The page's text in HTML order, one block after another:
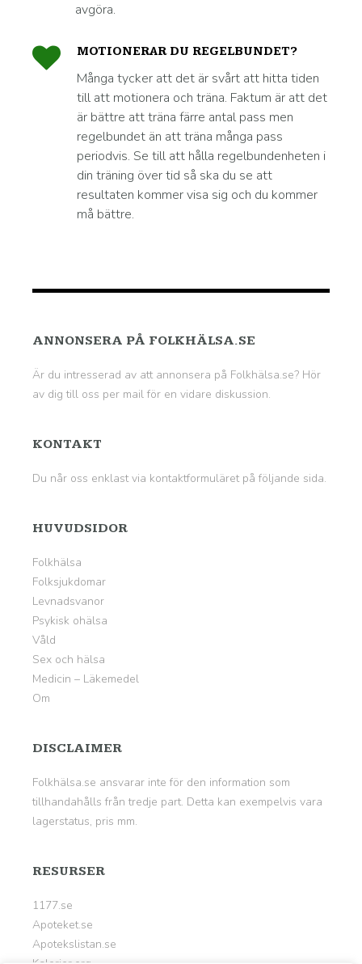
avgöra.
MOTIONERAR DU REGELBUNDET?
Många tycker att det är svårt att hitta tiden
till att motionera och träna. Faktum är att det
är bättre att träna färre antal pass men
regelbundet än att träna många pass
periodvis. Se till att hålla regelbundenheten i
din träning över tid så ska du se att
resultaten kommer visa sig och du kommer
må bättre.
ANNONSERA PÅ FOLKHÄLSA.SE
Är du intresserad av att annonsera på Folkhälsa.se? Hör
av dig till oss per mail för en vidare diskussion.
KONTAKT
Du når oss enklast via kontaktformuläret på följande sida.
HUVUDSIDOR
Folkhälsa
Folksjukdomar
Levnadsvanor
Psykisk ohälsa
Våld
Sex och hälsa
Medicin – Läkemedel
Om
DISCLAIMER
Folkhälsa.se ansvarar inte för den information som
tillhandahålls från tredje part. Detta kan exempelvis vara
lagerstatus, pris mm.
RESURSER
1177.se
Apoteket.se
Apotekslistan.se